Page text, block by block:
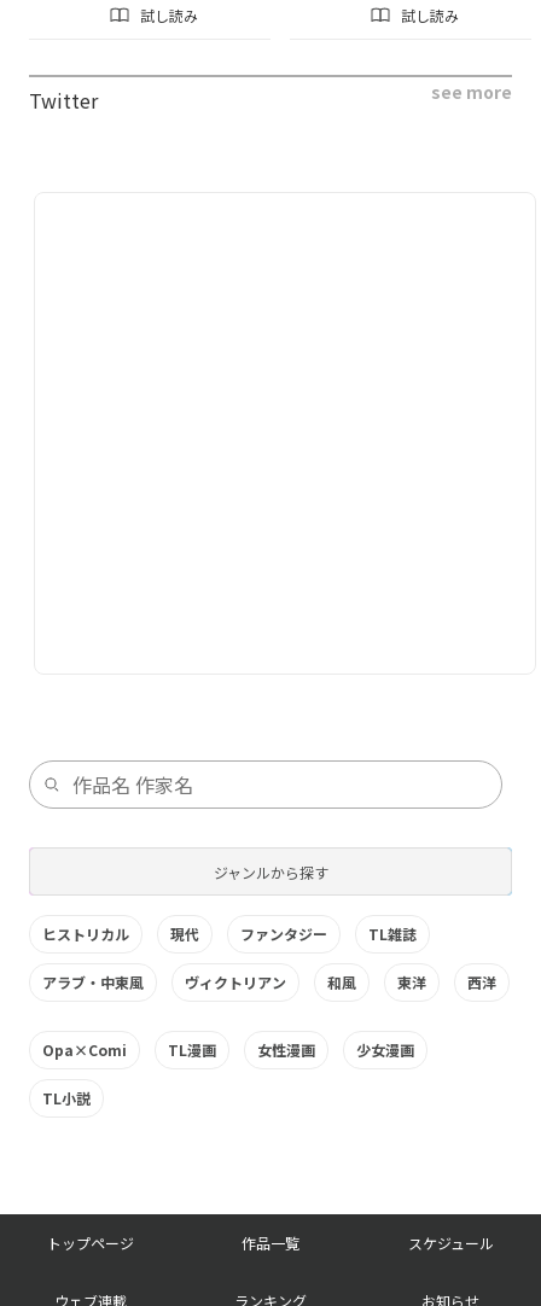
試し読み 試し読み
Twitter see more
ジャンルから探す
ヒストリカル 現代 ファンタジー TL雑誌
アラブ・中東風 ヴィクトリアン 和風 東洋 西洋
Opa×Comi TL漫画 女性漫画 少女漫画
TL小説
トップページ 作品一覧 スケジュール
ウェブ連載 ランキング お知らせ